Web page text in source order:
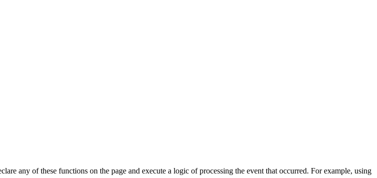
any of these functions on the page and execute a logic of processing the event that occurred. For example, using